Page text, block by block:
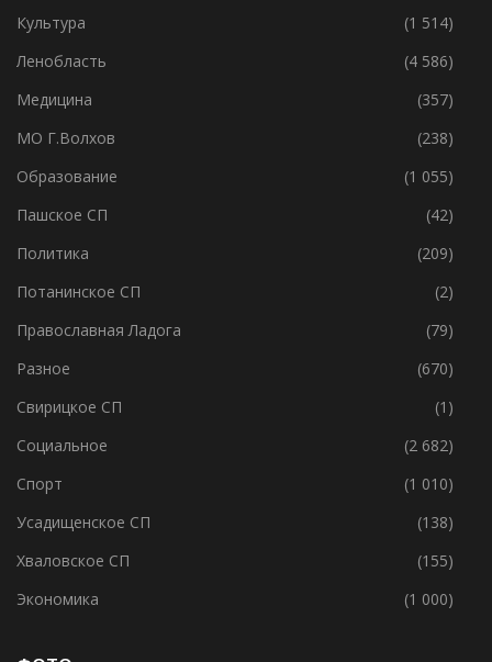
Культура
(1 514)
Ленобласть
(4 586)
Медицина
(357)
МО Г.Волхов
(238)
Образование
(1 055)
Пашское СП
(42)
Политика
(209)
Потанинское СП
(2)
Православная Ладога
(79)
Разное
(670)
Свирицкое СП
(1)
Социальное
(2 682)
Спорт
(1 010)
Усадищенское СП
(138)
Хваловское СП
(155)
Экономика
(1 000)